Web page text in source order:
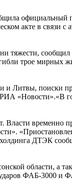
официальный
акте в связи
тяжести, сообщил
трое мирных
и Литвы,
РИА «Новости».«В
Власти временно
ДТЭК
области, а
ФАБ-3000 и